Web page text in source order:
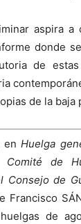
aspira a
donde
de
de la baja
enHuelga
de
Consejo de
Francisco
de